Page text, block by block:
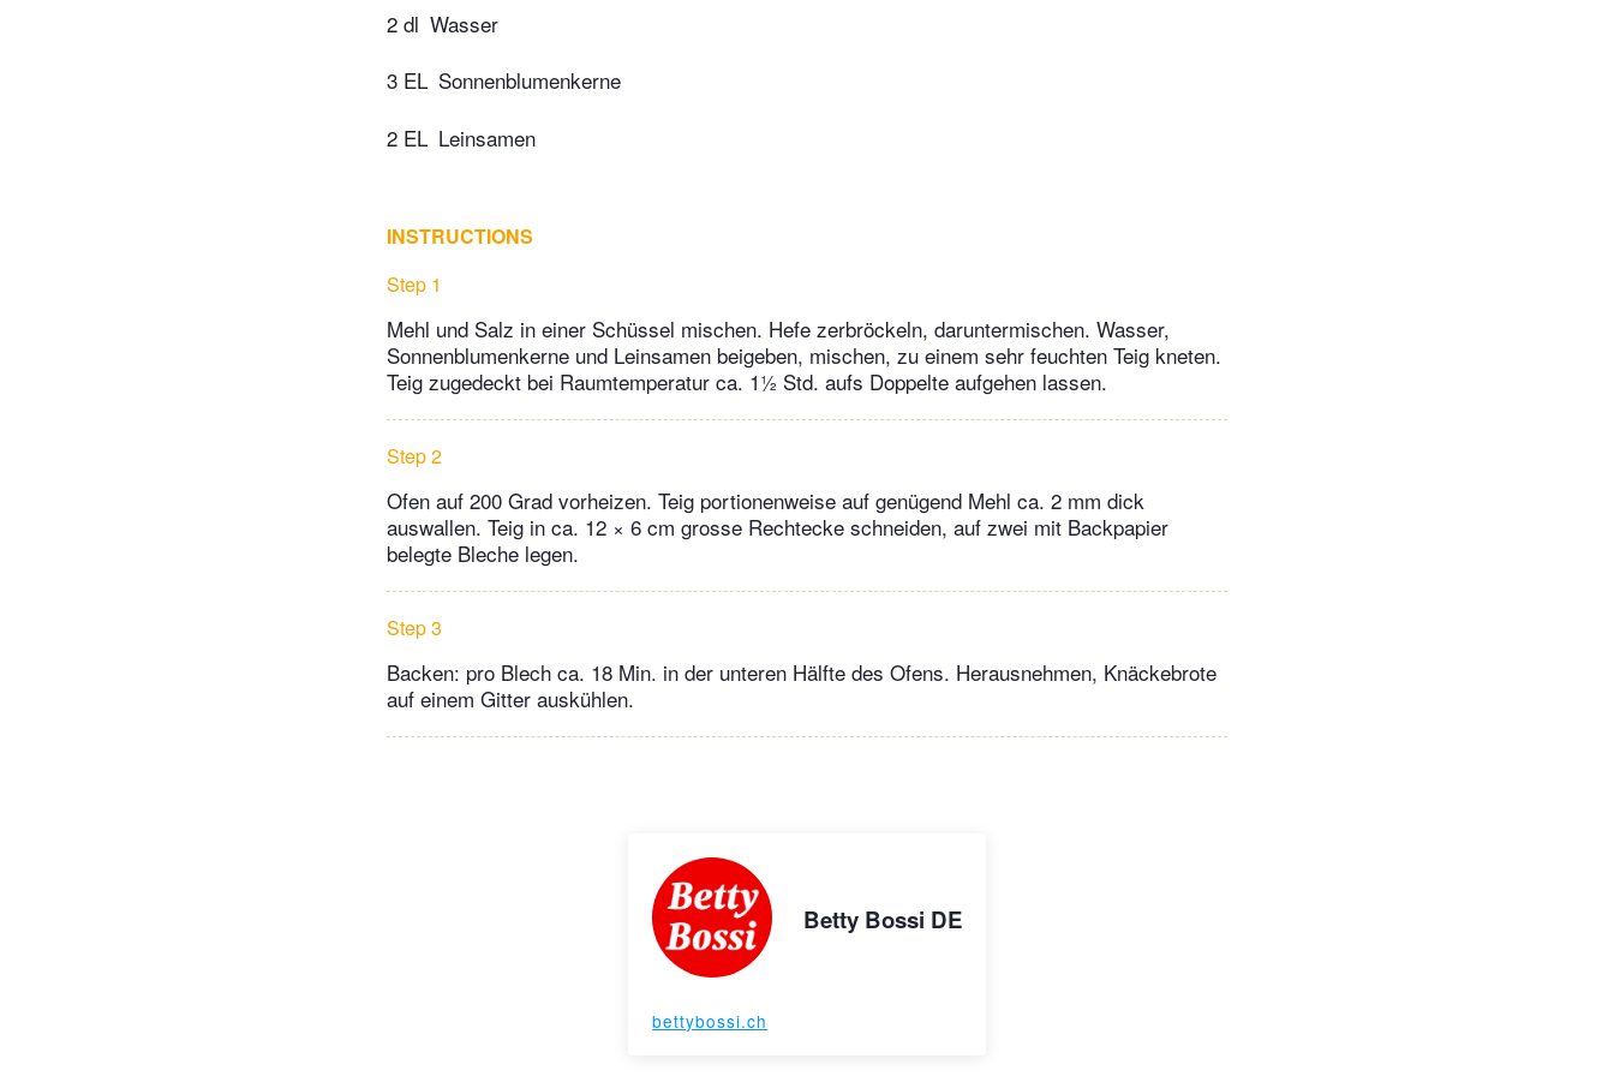
2 dl Wasser
3 EL Sonnenblumenkerne
2 EL Leinsamen
INSTRUCTIONS
Step 1
Mehl und Salz in einer Schüssel mischen. Hefe zerbröckeln, daruntermischen. Wasser,
Sonnenblumenkerne und Leinsamen beigeben, mischen, zu einem sehr feuchten Teig kneten.
Teig zugedeckt bei Raumtemperatur ca. 1½ Std. aufs Doppelte aufgehen lassen.
Step 2
Ofen auf 200 Grad vorheizen. Teig portionenweise auf genügend Mehl ca. 2 mm dick
auswallen. Teig in ca. 12 × 6 cm grosse Rechtecke schneiden, auf zwei mit Backpapier
belegte Bleche legen.
Step 3
Backen: pro Blech ca. 18 Min. in der unteren Hälfte des Ofens. Herausnehmen, Knäckebrote
auf einem Gitter auskühlen.
Betty Bossi DE
bettybossi.ch